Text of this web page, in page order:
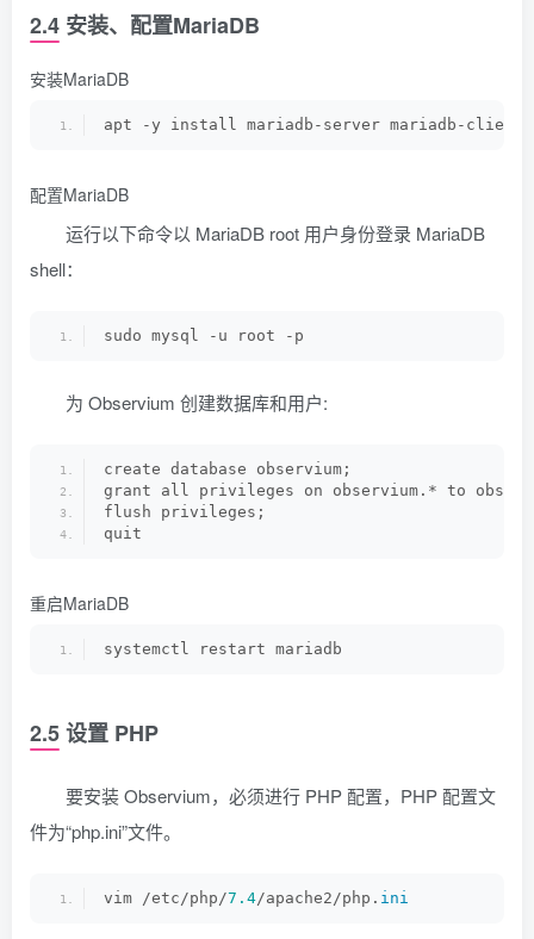
2.4 安装、配置MariaDB
安装MariaDB
apt -y install mariadb-server mariadb-client
配置MariaDB
运行以下命令以 MariaDB root 用户身份登录 MariaDB
shell：
sudo mysql -u root -p
为 Observium 创建数据库和用户:
create database observium;
grant all privileges on observium.* to
flush privileges;
quit
重启MariaDB
systemctl restart mariadb
2.5 设置 PHP
要安装 Observium，必须进行 PHP 配置，PHP 配置文
件为“php.ini”文件。
vim /etc/php/7.4/apache2/php. ini